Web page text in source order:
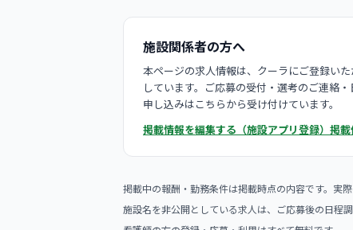
施設関係者の方へ
本ページの求人情報は、クーラにご登録い
しています。ご応募の受付・選考のご連絡
申し込みはこちらから受け付けています。
掲載情報を編集する（施設アプリ登録） 掲
掲載中の報酬・勤務条件は掲載時点の内容です。実
施設名を非公開としている求人は、ご応募後の日程